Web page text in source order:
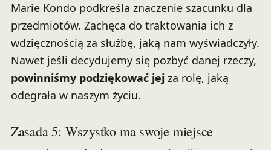
Marie Kondo podkreśla znaczenie szacunku dla
przedmiotów. Zachęca do traktowania ich z
wdzięcznością za służbę, jaką nam wyświadczyły.
Nawet jeśli decydujemy się pozbyć danej rzeczy,
powinniśmy podziękować jej za rolę, jaką
odegrała w naszym życiu.
Zasada 5: Wszystko ma swoje miejsce